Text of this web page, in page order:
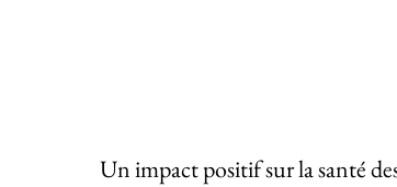
Un impact positif sur la santé